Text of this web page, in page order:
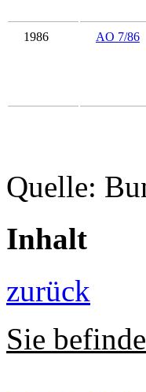
1986 AO 7/86
Quelle:
Inhalt
zurück
Sie